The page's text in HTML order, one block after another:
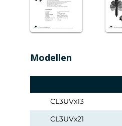
Modellen
CL3UVx13
CL3UVx21